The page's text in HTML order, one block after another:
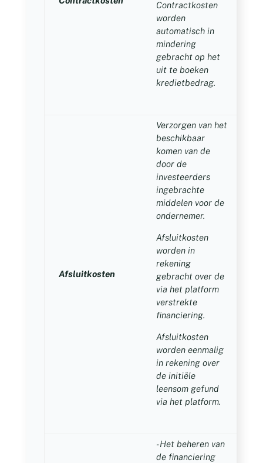
Contractkosten
worden
automatisch in
mindering
gebracht op het
uit te boeken
kredietbedrag.
Afsluitkosten
Verzorgen van het
beschikbaar
komen van de
door de
investeerders
ingebrachte
middelen voor de
ondernemer.
Afsluitkosten
worden in
rekening
gebracht over de
via het platform
verstrekte
financiering.
Afsluitkosten
worden eenmalig
in rekening over
de initiële
leensom gefund
via het platform.
- Het beheren van
de financiering